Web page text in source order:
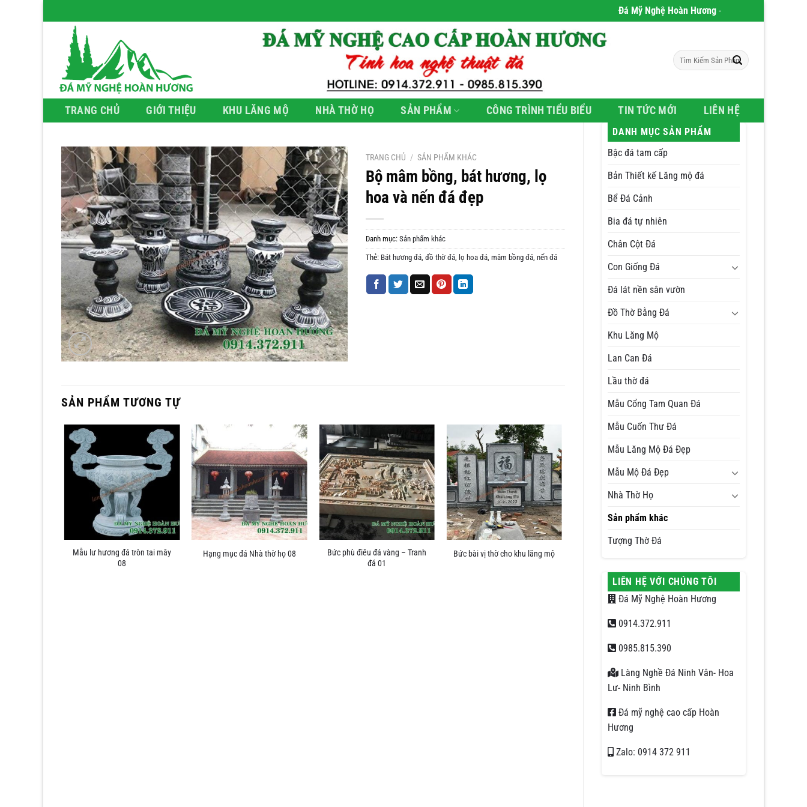
qua
Đá Mỹ Nghệ Hoàn Hương- Chúng tôi chuyên phân
Tìm
kiếm:
TRANG CHỦ GIỚI THIỆU KHU LĂNG MỘ NHÀ THỜ HỌ SẢN PHẨM CÔNG TRÌNH TIỂU BIỂU TIN TỨC MỚI LIÊN HỆ
DANH MỤC SẢN PHẨM
Bậc đá tam cấp
Bản Thiết kế Lăng mộ đá
Bể Đá Cảnh
Bia đá tự nhiên
Chân Cột Đá
Con Giống Đá
Đá lát nền sân vườn
Đồ Thờ Bằng Đá
Khu Lăng Mộ
Lan Can Đá
Lầu thờ đá
Mẫu Cổng Tam Quan Đá
Mẫu Cuốn Thư Đá
Mẫu Lăng Mộ Đá Đẹp
Mẫu Mộ Đá Đẹp
Nhà Thờ Họ
Sản phẩm khác
Tượng Thờ Đá
LIÊN HỆ VỚI CHÚNG TÔI
Đá Mỹ Nghệ Hoàn Hương
0914.372.911
0985.815.390
Làng Nghề Đá Ninh Vân- Hoa
Lư- Ninh Bình
Đá mỹ nghệ cao cấp Hoàn
Hương
Zalo: 0914 372 911
TRANG CHỦ / SẢN PHẨM KHÁC
Bộ mâm bồng, bát hương, lọ
hoa và nến đá đẹp
Danh mục: Sản phẩm khác
Thẻ: Bát hương đá, đồ thờ đá, lọ hoa đá, mâm bồng đá, nến đá
SẢN PHẨM TƯƠNG TỰ
Mẫu lư hương đá tròn tai mây
08
Hạng mục đá Nhà thờ họ 08
Bức phù điêu đá vàng – Tranh
đá 01
Bức bài vị thờ cho khu lăng mộ